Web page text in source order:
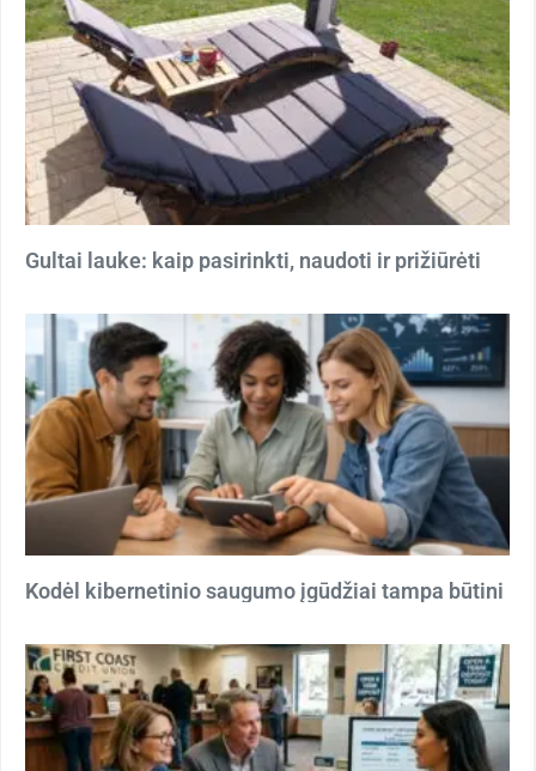
Gultai lauke: kaip pasirinkti, naudoti ir prižiūrėti
Kodėl kibernetinio saugumo įgūdžiai tampa būtini